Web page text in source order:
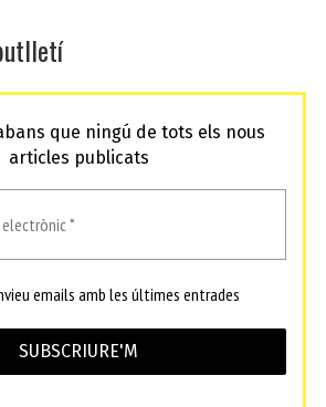
que ningú de tots els nous
articles publicats
emails amb les últimes entrades